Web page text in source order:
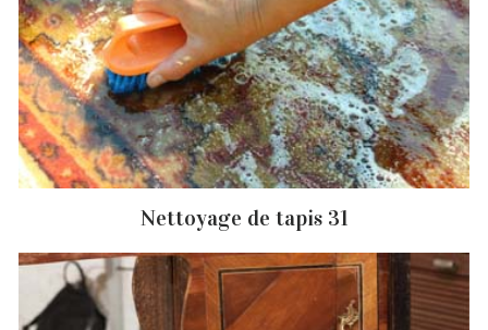
Nettoyage de tapis 31